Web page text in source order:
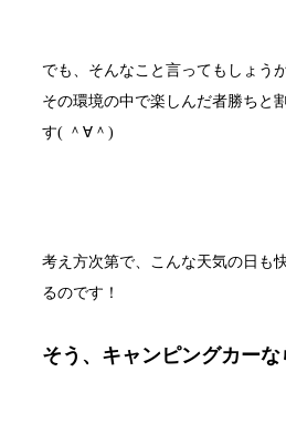
でも、そんなこと言ってもしょう
その環境の中で楽しんだ者勝ちと
す( ＾∀＾)
考え方次第で、こんな天気の日も
るのです！
そう、キャンピングカー